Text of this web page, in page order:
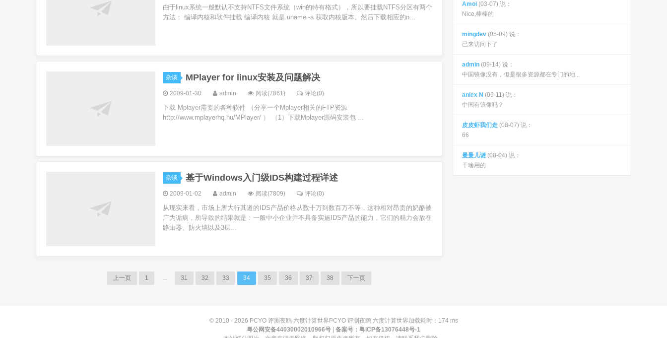
由于linux系统一般默认不支持NTFS文件系统（win的特有格式），所以要挂载NTFS分区有两个
方法： 编译内核和软件挂载 编译内核 就是 uname -a 获取内核版本。然后下载相应的n...
杂谈 MPlayer for linux安装及问题解决
2009-01-30 admin 阅读(7861) 评论(0)
下载 Mplayer需要的各种软件 （分享一个Mplayer相关的FTP资源
http://www.mplayerhq.hu/MPlayer/ ） （1）下载Mplayer源码安装包 ...
杂谈 基于Windows入门级IDS构建过程详述
2009-01-02 admin 阅读(7809) 评论(0)
从现实来看，市场上所大行其道的IDS产品价格从数十万到数百万不等，这种相对昂贵的奶酪被
广为诟病，所导致的结果就是：一般中小企业并不具备实施IDS产品的能力，它们的精力会放在
路由器、防火墙以及3层...
上一页 1 ... 31 32 33 34 35 36 37 38 下一页
Amoi (03-07) 说：
Nice,棒棒的
mingdev (05-09) 说：
已来访问下了
admin (09-14) 说：
中国镜像没有，但是很多资源都在专门的地...
anlex N (09-11) 说：
中国有镜像吗？
皮皮虾我们走 (08-07) 说：
66
曼曼儿谜 (08-04) 说：
干啥用的
© 2010 - 2026 PCYO 评测夜鸥 六度计算世界PCYO 评测夜鸥 六度计算世界加载耗时：174 ms
粤公网安备44030002010966号
备案号： 粤ICP备13076448号-1